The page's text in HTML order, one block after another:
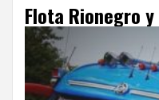
Flota Rionegro